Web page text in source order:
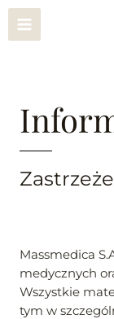
Przejdź
treści
Main
Massmedica
medycznych
Wszystkie
tym w